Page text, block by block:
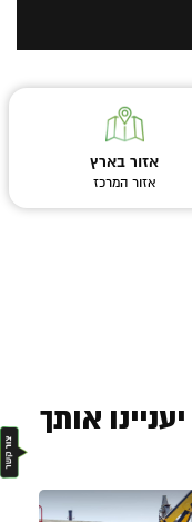
אזור בארץ
אזור המרכז
אותך